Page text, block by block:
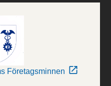
Företagsminnen